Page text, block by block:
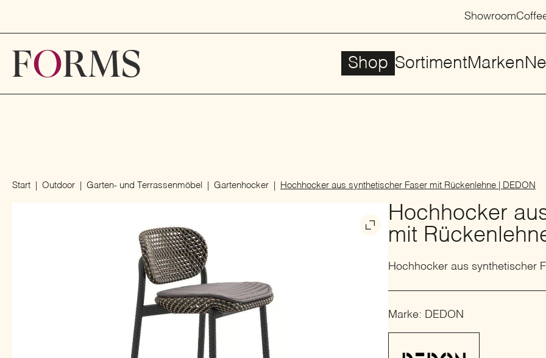
Showroom
Shop SortimentMarken
Start Outdoor Garten- und Terrassenmöbel Gartenhocker Hochhocker aus synthetischer Faser mit Rückenlehne | DEDON
Hochhocker
mit
Hochhocker aus synthetischer
Marke: DEDON